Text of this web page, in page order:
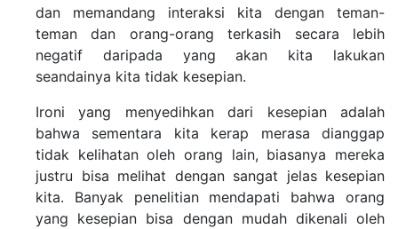
dan memandang interaksi kita dengan teman-
teman dan orang-orang terkasih secara lebih
negatif daripada yang akan kita lakukan
seandainya kita tidak kesepian.
Ironi yang menyedihkan dari kesepian adalah
bahwa sementara kita kerap merasa dianggap
tidak kelihatan oleh orang lain, biasanya mereka
justru bisa melihat dengan sangat jelas kesepian
kita. Banyak penelitian mendapati bahwa orang
yang kesepian bisa dengan mudah dikenali oleh